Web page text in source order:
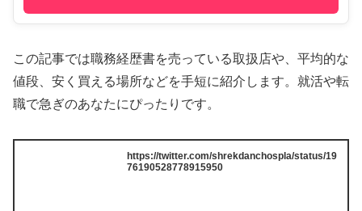
この記事では職務経歴書を売っている取扱店や、平均的な
値段、安く買える場所などを手短に紹介します。就活や転
職で急ぎのあなたにぴったりです。
https://twitter.com/shrekdanchospla/status/19
76190528778915950